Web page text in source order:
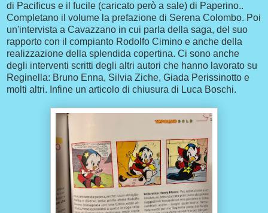
di Pacificus e il fucile (caricato però a sale) di Paperino..
Completano il volume la prefazione di Serena Colombo. Poi
un'intervista a Cavazzano in cui parla della saga, del suo
rapporto con il compianto Rodolfo Cimino e anche della
realizzazione della splendida copertina. Ci sono anche
degli interventi scritti degli altri autori che hanno lavorato su
Reginella: Bruno Enna, Silvia Ziche, Giada Perissinotto e
molti altri. Infine un articolo di chiusura di Luca Boschi.